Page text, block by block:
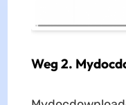
Weg 2.